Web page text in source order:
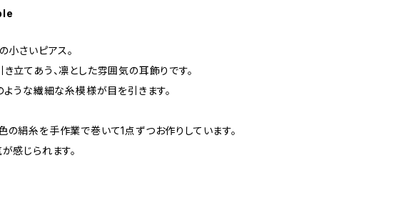
小さいピアス。
てあう、凛とした雰囲気の耳飾りです。
ような繊細な糸模様が目を引きます。
絹糸を手作業で巻いて1点ずつお作りしています。
感じられます。